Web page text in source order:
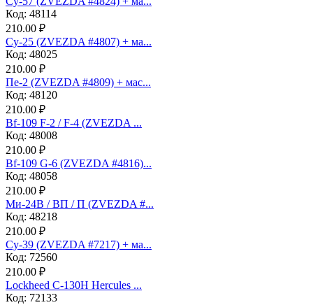
Код: 48114
210.00 ₽
Су-25 (ZVEZDA #4807) + ма...
Код: 48025
210.00 ₽
Пе-2 (ZVEZDA #4809) + мас...
Код: 48120
210.00 ₽
Bf-109 F-2 / F-4 (ZVEZDA ...
Код: 48008
210.00 ₽
Bf-109 G-6 (ZVEZDA #4816)...
Код: 48058
210.00 ₽
Ми-24В / ВП / П (ZVEZDA #...
Код: 48218
210.00 ₽
Су-39 (ZVEZDA #7217) + ма...
Код: 72560
210.00 ₽
Lockheed C-130H Hercules ...
Код: 72133